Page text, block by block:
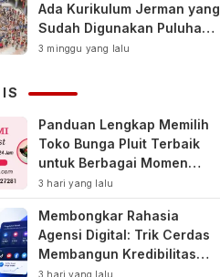
Ada Kurikulum Jerman yang
Sudah Digunakan Puluhan
Tahun di Indonesia
3 minggu yang lalu
Panduan Lengkap Memilih
Toko Bunga Pluit Terbaik
untuk Berbagai Momen
Spesial
3 hari yang lalu
Membongkar Rahasia
Agensi Digital: Trik Cerdas
Membangun Kredibilitas
Toko Online Baru
3 hari yang lalu